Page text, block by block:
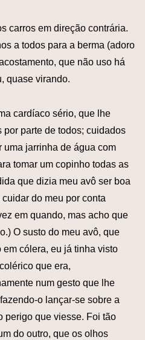
carros em direção contrária.
a todos para a berma (adoro
que não uso há
quase virando.
cardíaco sério, que lhe
parte de todos; cuidados
uma jarrinha de água com
tomar um copinho todas as
que dizia meu avô ser boa
do meu por conta
em quando, mas acho que
O susto do meu avô, que
em cólera, eu já tinha visto
que era,
num gesto que lhe
o lançar-se sobre a
perigo que viesse. Foi tão
do outro, que os olhos